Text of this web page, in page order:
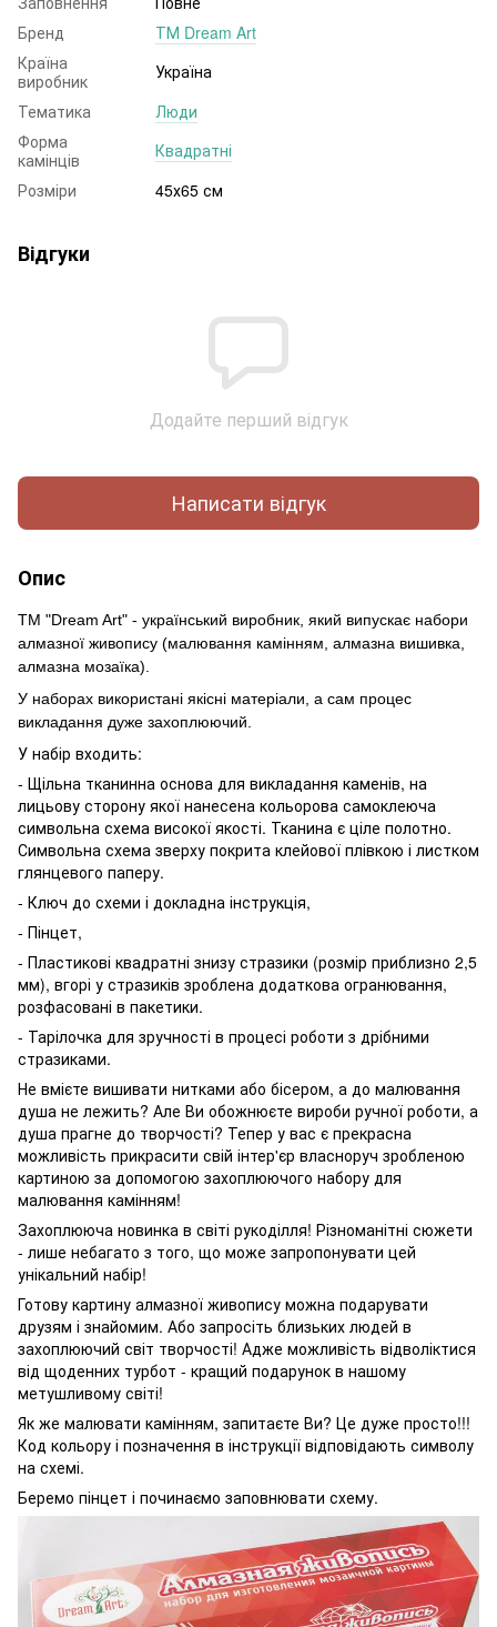
Бренд
ТМ Dream Art
Країна
виробник
Україна
Тематика
Люди
Форма
камінців
Квадратні
Розміри
45х65 см
Відгуки
Додайте перший відгук
Написати відгук
Опис
ТМ "Dream Art" - український виробник, який випускає набори
алмазної живопису (малювання камінням, алмазна вишивка,
алмазна мозаїка).
У наборах використані якісні матеріали, а сам процес
викладання дуже захоплюючий.
У набір входить:
- Щільна тканинна основа для викладання каменів, на
лицьову сторону якої нанесена кольорова самоклеюча
символьна схема високої якості. Тканина є ціле полотно.
Символьна схема зверху покрита клейової плівкою і листком
глянцевого паперу.
- Ключ до схеми і докладна інструкція,
- Пінцет,
- Пластикові квадратні знизу стразики (розмір приблизно 2,5
мм), вгорі у стразиків зроблена додаткова огранювання,
розфасовані в пакетики.
- Тарілочка для зручності в процесі роботи з дрібними
стразиками.
Не вмієте вишивати нитками або бісером, а до малювання
душа не лежить? Але Ви обожнюєте вироби ручної роботи, а
душа прагне до творчості? Тепер у вас є прекрасна
можливість прикрасити свій інтер'єр власноруч зробленою
картиною за допомогою захоплюючого набору для
малювання камінням!
Захоплююча новинка в світі рукоділля! Різноманітні сюжети
- лише небагато з того, що може запропонувати цей
унікальний набір!
Готову картину алмазної живопису можна подарувати
друзям і знайомим. Або запросіть близьких людей в
захоплюючий світ творчості! Адже можливість відволіктися
від щоденних турбот - кращий подарунок в нашому
метушливому світі!
Як же малювати камінням, запитаєте Ви? Це дуже просто!!!
Код кольору і позначення в інструкції відповідають символу
на схемі.
Беремо пінцет і починаємо заповнювати схему.